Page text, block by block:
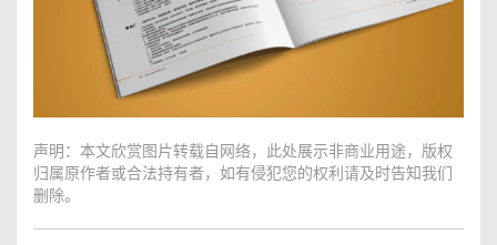
声明：本文欣赏图片转载自网络，此处展示非商业用途，版权
归属原作者或合法持有者，如有侵犯您的权利请及时告知我们
删除。